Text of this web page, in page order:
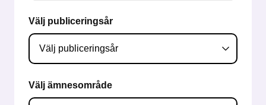
Välj publiceringsår
Välj ämnesområde